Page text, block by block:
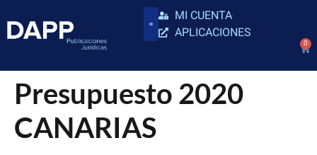
MI CUENTA
APLICACIONES
0
Presupuesto 2020
CANARIAS